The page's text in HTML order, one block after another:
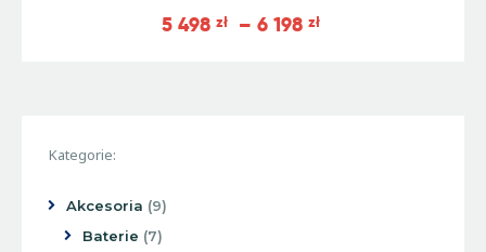
5 498 zł – 6 198 zł
Kategorie:
Akcesoria 9
Baterie
7